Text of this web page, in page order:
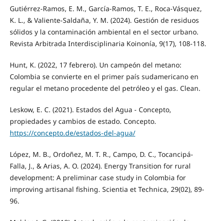
Gutiérrez-Ramos, E. M., García-Ramos, T. E., Roca-Vásquez,
K. L., & Valiente-Saldaña, Y. M. (2024). Gestión de residuos
sólidos y la contaminación ambiental en el sector urbano.
Revista Arbitrada Interdisciplinaria Koinonía, 9(17), 108-118.
Hunt, K. (2022, 17 febrero). Un campeón del metano:
Colombia se convierte en el primer país sudamericano en
regular el metano procedente del petróleo y el gas. Clean.
Leskow, E. C. (2021). Estados del Agua - Concepto,
propiedades y cambios de estado. Concepto.
https://concepto.de/estados-del-agua/
López, M. B., Ordoñez, M. T. R., Campo, D. C., Tocancipá-
Falla, J., & Arias, A. O. (2024). Energy Transition for rural
development: A preliminar case study in Colombia for
improving artisanal fishing. Scientia et Technica, 29(02), 89-
96.